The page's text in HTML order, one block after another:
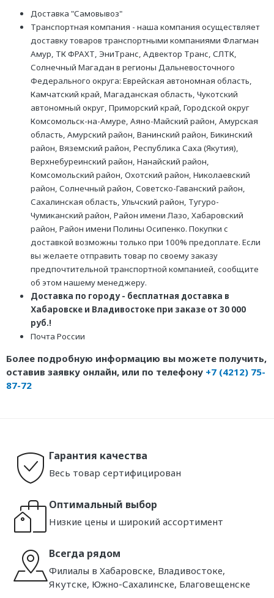
Доставка "Самовывоз"
Транспортная компания - наша компания осуществляет
доставку товаров транспортными компаниями Флагман
Амур, ТК ФРАХТ, ЭниТранс, Адвектор Транс, СЛТК,
Солнечный Магадан в регионы Дальневосточного
Федерального округа: Еврейская автономная область,
Камчатский край, Магаданская область, Чукотский
автономный округ, Приморский край, Городской округ
Комсомольск-на-Амуре, Аяно-Майский район, Амурская
область, Амурский район, Ванинский район, Бикинский
район, Вяземский район, Республика Саха (Якутия),
Верхнебуреинский район, Нанайский район,
Комсомольский район, Охотский район, Николаевский
район, Солнечный район, Советско-Гаванский район,
Сахалинская область, Ульчский район, Тугуро-
Чумиканский район, Район имени Лазо, Хабаровский
район, Район имени Полины Осипенко. Покупки с
доставкой возможны только при 100% предоплате. Если
вы желаете отправить товар по своему заказу
предпочтительной транспортной компанией, сообщите
об этом нашему менеджеру.
Доставка по городу - бесплатная доставка в
Хабаровске и Владивостоке при заказе от 30 000
руб.!
Почта России
Более подробную информацию вы можете получить,
оставив заявку онлайн, или по телефону +7 (4212) 75-
87-72
Гарантия качества
Весь товар сертифицирован
Оптимальный выбор
Низкие цены и широкий ассортимент
Всегда рядом
Филиалы в Хабаровске, Владивостоке,
Якутске, Южно-Сахалинске, Благовещенске